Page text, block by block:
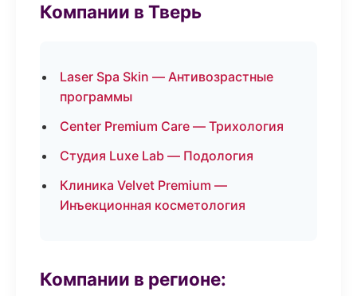
Компании в Тверь
Laser Spa Skin — Антивозрастные
программы
Center Premium Care — Трихология
Студия Luxe Lab — Подология
Клиника Velvet Premium —
Инъекционная косметология
Компании в регионе: